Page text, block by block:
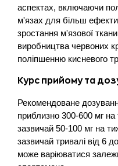
аспектах, включаючи
м'язах для більш
зростання м'язової
виробництва червоних
поліпшенню кисневого
Курс прийому та
Рекомендоване
приблизно 300-600 мг
зазвичай 50-100 мг на
зазвичай тривалі від 6
може варіюватися